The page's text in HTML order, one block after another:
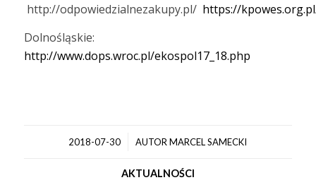
http://odpowiedzialnezakupy.pl/ https://
Dolnośląskie:
http://www.dops.wroc.pl/ekospol17_18.php
2018-07-30
/ AUTORMARCEL SAMECKI
AKTUALNOŚCI